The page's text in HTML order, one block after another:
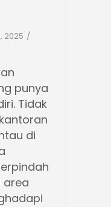
2025
punya
Tidak
di
area